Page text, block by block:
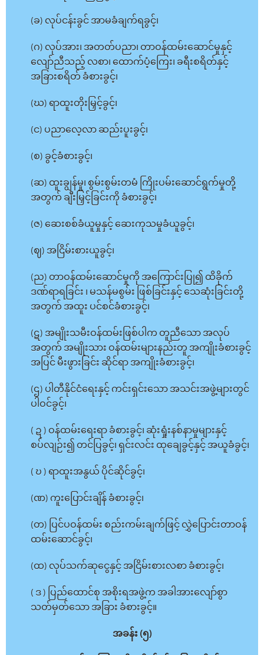
(ခ) လုပ်ငန်းခွင် အာမခံချက်ရခွင့်၊
(ဂ) လုပ်အား၊ အတတ်ပညာ၊ တာဝန်ထမ်းဆောင်မှုနှင့်
လျော်ညီသည့် လစာ၊ ထောက်ပံ့ကြေး၊ ခရီးစရိတ်နှင့်
အခြားစရိတ် ခံစားခွင့်၊
(ဃ) ရာထူးတိုးမြှင့်ခွင့်၊
(င) ပညာလေ့လာ ဆည်းပူးခွင့်၊
(စ) ခွင့်ခံစားခွင့်၊
(ဆ) ထူးချွန်မှု၊ စွမ်းစွမ်းတမံ ကြိုးပမ်းဆောင်ရွက်မှုတို့
အတွက် ချီးမြှင့်ခြင်းကို ခံစားခွင့်၊
(ဇ) ဆေးစစ်ခံယူမှုနှင့် ဆေးကုသမှုခံယူခွင့်၊
(ဈ) အငြိမ်းစားယူခွင့်၊
(ည) တာဝန်ထမ်းဆောင်မှုကို အကြောင်းပြု၍ ထိခိုက်
ဒဏ်ရာရခြင်း ၊ မသန်မစွမ်း ဖြစ်ခြင်းနှင့် သေဆုံးခြင်းတို့
အတွက် အထူး ပင်စင်ခံစားခွင့်၊
(ဋ) အမျိုးသမီးဝန်ထမ်းဖြစ်ပါက တူညီသော အလုပ်
အတွက် အမျိုးသား ဝန်ထမ်းများနည်းတူ အကျိုးခံစားခွင့်
အပြင် မီးဖွားခြင်း ဆိုင်ရာ အကျိုးခံစားခွင့်၊
(ဌ) ပါတီနိုင်ငံရေးနှင့် ကင်းရှင်းသော အသင်းအဖွဲ့များတွင်
ပါဝင်ခွင့်၊
( ဍ ) ဝန်ထမ်းရေးရာ ခံစားခွင့်၊ ဆုံးရှုံးနစ်နာမှုများနှင့်
စပ်လျဉ်း၍ တင်ပြခွင့်၊ ရှင်းလင်း ထုချေခွင့်နှင့် အယူခံခွင့်၊
( ဎ ) ရာထူးအနွယ် ပိုင်ဆိုင်ခွင့်၊
(ဏ) ကူးပြောင်းချိန် ခံစားခွင့်၊
(တ) ပြင်ပဝန်ထမ်း စည်းကမ်းချက်ဖြင့် လွှဲပြောင်းတာဝန်
ထမ်းဆောင်ခွင့်၊
(ထ) လုပ်သက်ဆုငွေနှင့် အငြိမ်းစားလစာ ခံစားခွင့်၊
( ဒ ) ပြည်ထောင်စု အစိုးရအဖွဲ့က အခါအားလျော်စွာ
သတ်မှတ်သော အခြား ခံစားခွင့်။
အခန်း (၅)